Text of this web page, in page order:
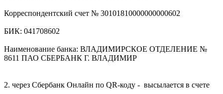
Корреспондентский счет № 30101810000000000602
БИК: 041708602
Наименование банка: ВЛАДИМИРСКОЕ ОТДЕЛЕНИЕ №
8611 ПАО СБЕРБАНК Г. ВЛАДИМИР
2. через Сбербанк Онлайн по QR-коду - высылается в счете